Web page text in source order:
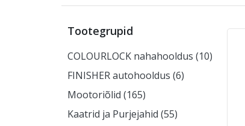
Tootegrupid
COLOURLOCK nahahooldus (10)
FINISHER autohooldus (6)
Mootoriõlid (165)
Kaatrid ja Purjejahid (55)